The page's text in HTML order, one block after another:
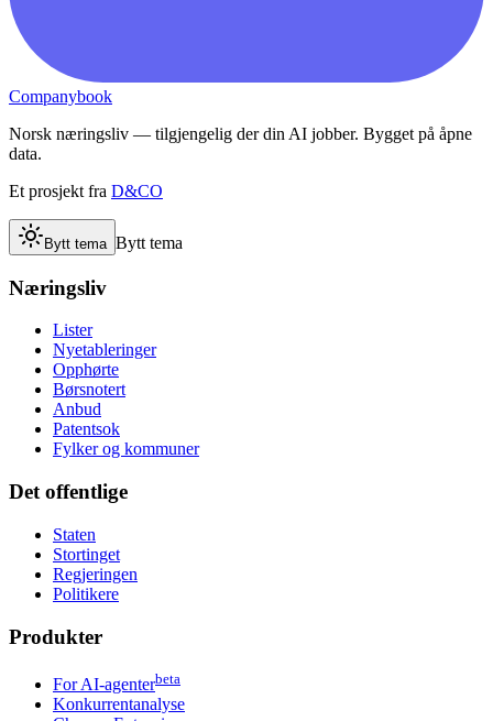
Companybook
Norsk næringsliv — tilgjengelig der din AI jobber. Bygget på åpne
data.
Et prosjekt fra D&CO
Bytt tema Bytt tema
Næringsliv
Lister
Nyetableringer
Opphørte
Børsnotert
Anbud
Patentsok
Fylker og kommuner
Det offentlige
Staten
Stortinget
Regjeringen
Politikere
Produkter
For AI-agenterbeta
Konkurrentanalyse